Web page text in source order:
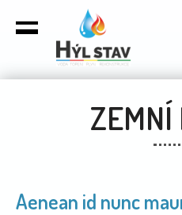
ZEMNÍ
Aenean id nunc